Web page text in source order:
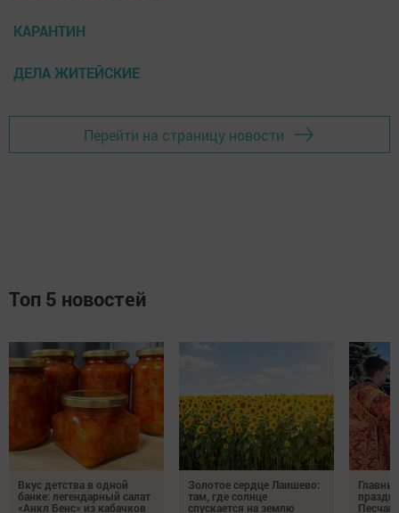
КАРАНТИН
ДЕЛА ЖИТЕЙСКИЕ
Перейти на страницу новости
Топ 5 новостей
Вкус детства в одной
банке: легендарный салат
«Анкл Бенс» из кабачков
Золотое сердце Лаишево:
там, где солнце
спускается на землю